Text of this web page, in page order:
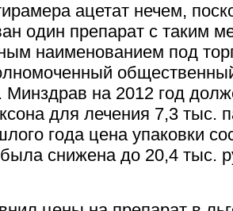
ацетат нечем,
один препарат с таким
наименованием под
на 2012 год
для лечения 7,3 тыс.
года цена упаковки
была снижена до 20,4 тыс.